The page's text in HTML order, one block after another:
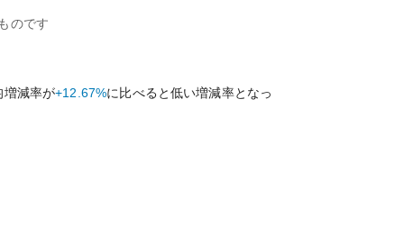
のです
増減率が+12.67%に比べると低い増減率となっ